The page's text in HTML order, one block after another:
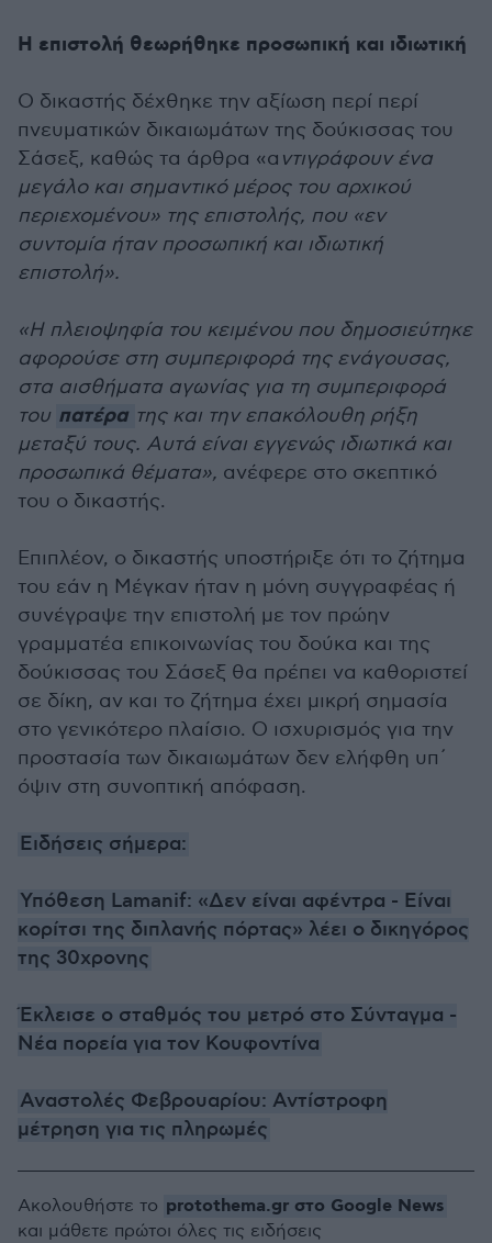
Η επιστολή θεωρήθηκε προσωπική και ιδιωτική
Ο δικαστής δέχθηκε την αξίωση περί περί
πνευματικών δικαιωμάτων της δούκισσας του
Σάσεξ, καθώς τα άρθρα «α ντιγράφουν ένα
μεγάλο και σημαντικό μέρος του αρχικού
περιεχομένου» της επιστολής, που «εν
συντομία ήταν προσωπική και ιδιωτική
επιστολή».
«Η πλειοψηφία του κειμένου που δημοσιεύτηκε
αφορούσε στη συμπεριφορά της ενάγουσας,
στα αισθήματα αγωνίας για τη συμπεριφορά
του πατέρα της και την επακόλουθη ρήξη
μεταξύ τους. Αυτά είναι εγγενώς ιδιωτικά και
προσωπικά θέματα», ανέφερε στο σκεπτικό
του ο δικαστής.
Επιπλέον, ο δικαστής υποστήριξε ότι το ζήτημα
του εάν η Μέγκαν ήταν η μόνη συγγραφέας ή
συνέγραψε την επιστολή με τον πρώην
γραμματέα επικοινωνίας του δούκα και της
δούκισσας του Σάσεξ θα πρέπει να καθοριστεί
σε δίκη, αν και το ζήτημα έχει μικρή σημασία
στο γενικότερο πλαίσιο. Ο ισχυρισμός για την
προστασία των δικαιωμάτων δεν ελήφθη υπ΄
όψιν στη συνοπτική απόφαση.
Ειδήσεις σήμερα:
Υπόθεση Lamanif: «Δεν είναι αφέντρα - Είναι
κορίτσι της διπλανής πόρτας» λέει ο δικηγόρος
της 30χρονης
Έκλεισε ο σταθμός του μετρό στο Σύνταγμα -
Νέα πορεία για τον Κουφοντίνα
Αναστολές Φεβρουαρίου: Αντίστροφη
μέτρηση για τις πληρωμές
Ακολουθήστε το protothema.gr στο Google News
και μάθετε πρώτοι όλες τις ειδήσεις